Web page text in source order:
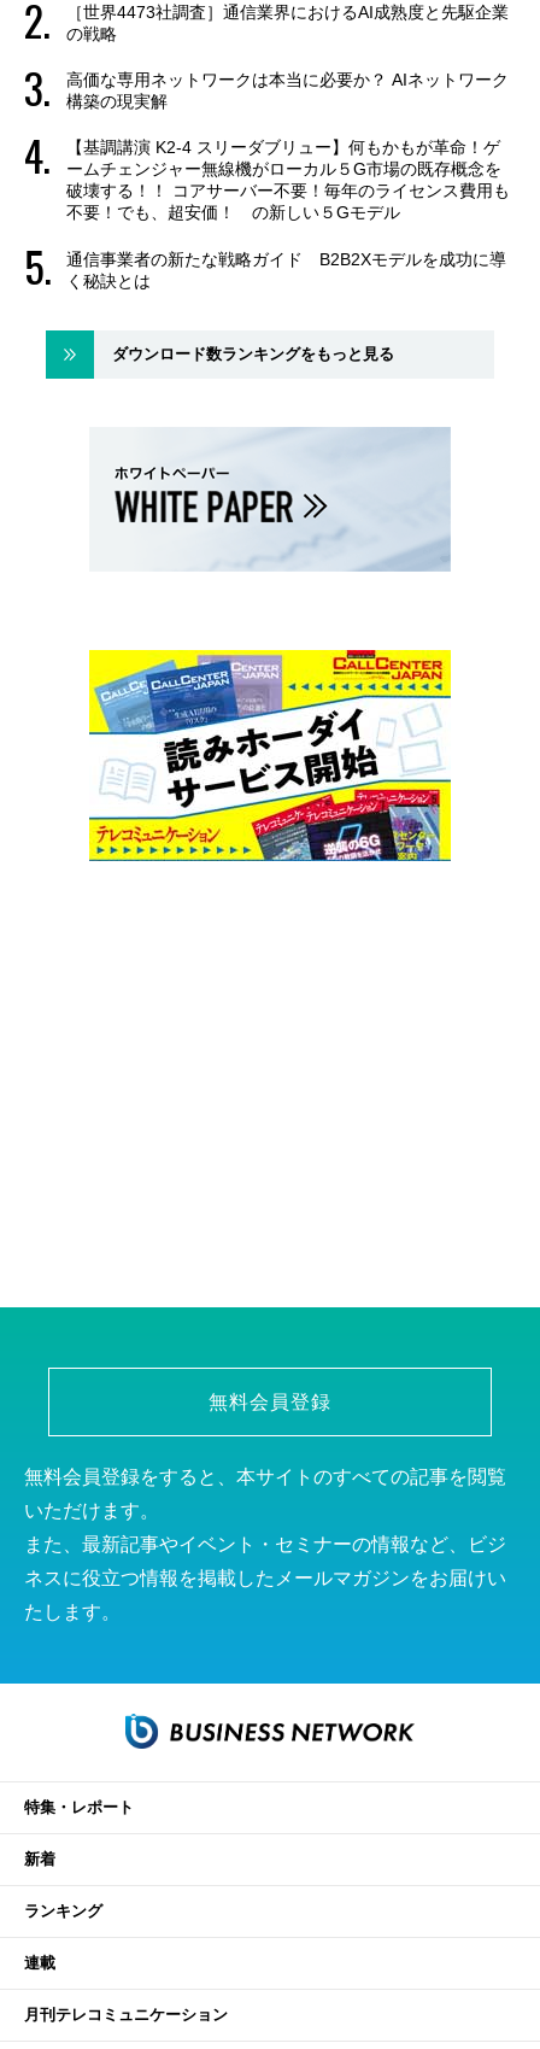
［世界4473社調査］通信業界におけるAI成熟度と先駆企業
の戦略
高価な専用ネットワークは本当に必要か？ AIネットワーク
構築の現実解
【基調講演 K2-4 スリーダブリュー】何もかもが革命！ゲ
ームチェンジャー無線機がローカル５G市場の既存概念を
破壊する！！ コアサーバー不要！毎年のライセンス費用も
不要！でも、超安価！ の新しい５Gモデル
通信事業者の新たな戦略ガイド B2B2Xモデルを成功に導
く秘訣とは
ダウンロード数ランキングをもっと見る
無料会員登録
無料会員登録をすると、本サイトのすべての記事を閲覧
いただけます。
また、最新記事やイベント・セミナーの情報など、ビジ
ネスに役立つ情報を掲載したメールマガジンをお届けい
たします。
特集・レポート
新着
ランキング
連載
月刊テレコミュニケーション